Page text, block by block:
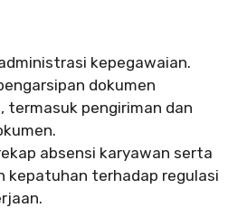
kepegawaian.
dokumen
termasuk pengiriman dan
absensi karyawan serta
kepatuhan terhadap regulasi